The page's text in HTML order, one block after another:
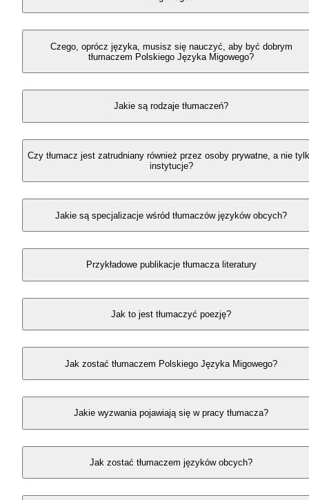
Czego, oprócz języka, musisz się nauczyć, aby być dobrym
tłumaczem Polskiego Języka Migowego?
Jakie są rodzaje tłumaczeń?
Czy tłumacz jest zatrudniany również przez osoby prywatne, a nie
instytucje?
Jakie są specjalizacje wśród tłumaczów języków obcych?
Przykładowe publikacje tłumacza literatury
Jak to jest tłumaczyć poezję?
Jak zostać tłumaczem Polskiego Języka Migowego?
Jakie wyzwania pojawiają się w pracy tłumacza?
Jak zostać tłumaczem języków obcych?